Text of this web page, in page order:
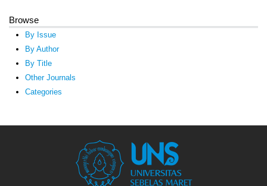
Browse
By Issue
By Author
By Title
Other Journals
Categories